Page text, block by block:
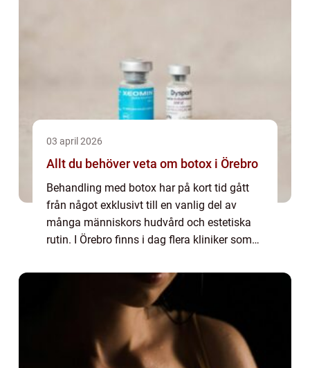
03 april 2026
Allt du behöver veta om botox i Örebro
Behandling med botox har på kort tid gått
från något exklusivt till en vanlig del av
många människors hudvård och estetiska
rutin. I Örebro finns i dag flera kliniker som